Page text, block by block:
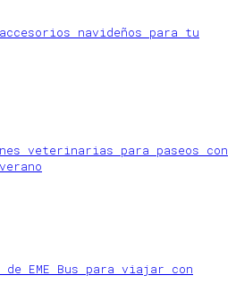
navideños para tu
veterinarias para paseos con
de EME Bus para viajar con